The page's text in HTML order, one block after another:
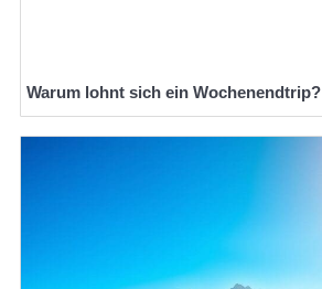
Warum lohnt sich ein Wochenendtrip?